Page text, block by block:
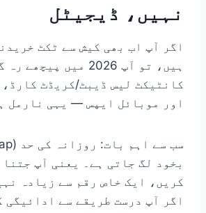
نہیں، ڈیجیٹل
اگر آپ اب بھی کیش سے ٹکٹ
ہیں، تو آپ 2026 میں
اور موبائل ایپس — یہی نارمل
بخود لگ جاتی ہے۔ یعنی آپ جتنا
کریں، ایک خاص رقم سے زیادہ
اگر آپ درست طریقے سے ادائیگی